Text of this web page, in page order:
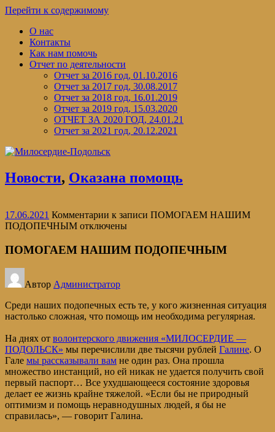
Перейти к содержимому
О нас
Контакты
Как нам помочь
Отчет по деятельности
Отчет за 2016 год, 01.10.2016
Отчет за 2017 год, 30.08.2017
Отчет за 2018 год, 16.01.2019
Отчет за 2019 год, 15.03.2020
ОТЧЕТ ЗА 2020 ГОД, 24.01.21
Отчет за 2021 год, 20.12.2021
Новости, Оказана помощь
17.06.2021 Комментарии к записи ПОМОГАЕМ НАШИМ
ПОДОПЕЧНЫМ отключены
ПОМОГАЕМ НАШИМ ПОДОПЕЧНЫМ
Автор Администратор
Среди наших подопечных есть те, у кого жизненная ситуация
настолько сложная, что помощь им необходима регулярная.
На днях от волонтерского движения «МИЛОСЕРДИЕ —
ПОДОЛЬСК» мы перечислили две тысячи рублей Галине. О
Гале мы рассказывали вам не один раз. Она прошла
множество инстанций, но ей никак не удается получить свой
первый паспорт… Все ухудшающееся состояние здоровья
делает ее жизнь крайне тяжелой. «Если бы не природный
оптимизм и помощь неравнодушных людей, я бы не
справилась», — говорит Галина.